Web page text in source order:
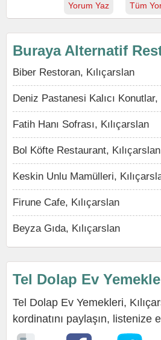
Yorum Yaz Tüm
Buraya Alternatif
Biber Restoran, Kılıçarslan
Deniz Pastanesi Kalıcı Konutlar,
Fatih Hanı Sofrası, Kılıçarslan
Bol Köfte Restaurant, Kılıçarslan
Keskin Unlu Mamülleri,
Firune Cafe, Kılıçarslan
Beyza Gıda, Kılıçarslan
Tel Dolap Ev
Tel Dolap Ev Yemekleri,
kordinatını paylaşın, listenize